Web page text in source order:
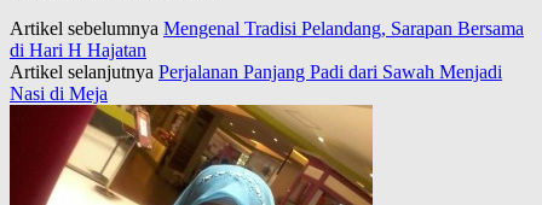
Artikel sebelumnya Mengenal Tradisi Pelandang, Sarapan Bersama
di Hari H Hajatan
Artikel selanjutnya Perjalanan Panjang Padi dari Sawah Menjadi
Nasi di Meja